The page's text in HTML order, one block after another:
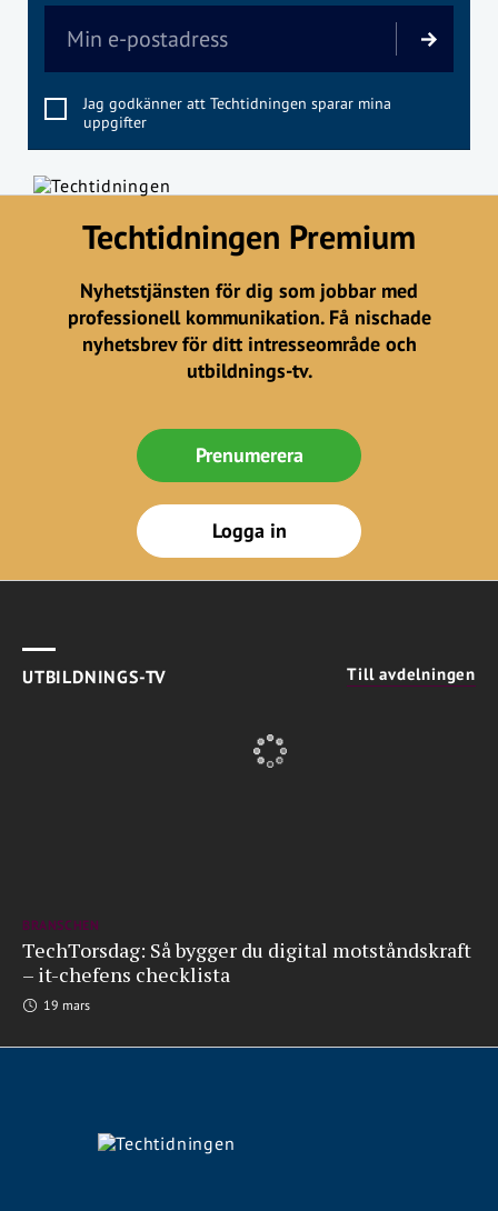
Jag godkänner att Techtidningen sparar mina
uppgifter
Techtidningen Premium
Nyhetstjänsten för dig som jobbar med
professionell kommunikation. Få nischade
nyhetsbrev för ditt intresseområde och
utbildnings-tv.
Prenumerera
Logga in
UTBILDNINGS-TV Till avdelningen
BRANSCHEN
TechTorsdag: Så bygger du digital motståndskraft
– it-chefens checklista
19 mars